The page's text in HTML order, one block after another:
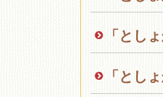
「とし
「とし